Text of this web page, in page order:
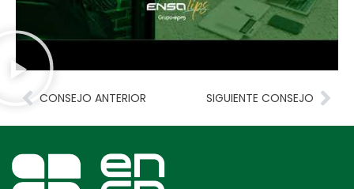
CONSEJO ANTERIOR SIGUIENTE CONSEJO